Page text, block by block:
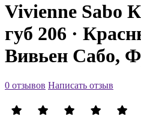
Vivienne Sabo
губ 206 ·
Вивьен Сабо,
0 отзывов Написать отзыв